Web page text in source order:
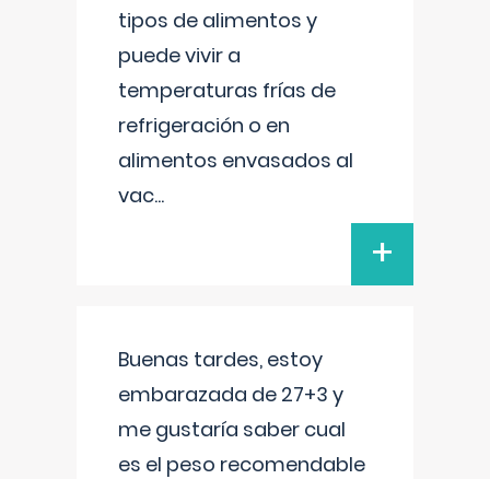
tipos de alimentos y
puede vivir a
temperaturas frías de
refrigeración o en
alimentos envasados al
vac...
+
Buenas tardes, estoy
embarazada de 27+3 y
me gustaría saber cual
es el peso recomendable